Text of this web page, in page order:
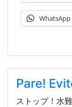
WhatsApp
Pare!
ストップ！水